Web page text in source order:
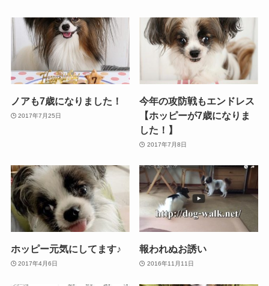
ノアも7歳になりました！
2017年7月25日
今年の攻防戦もエンドレス
【ホッピーが7歳になりま
した！】
2017年7月8日
ホッピー元気にしてます♪
2017年4月6日
報われぬお誘い
2016年11月11日